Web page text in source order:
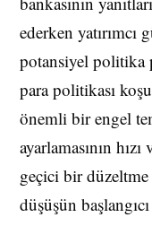
ederken yatırımcı
potansiyel politika
para politikası
önemli bir engel
ayarlamasının
geçici bir
düşüşün